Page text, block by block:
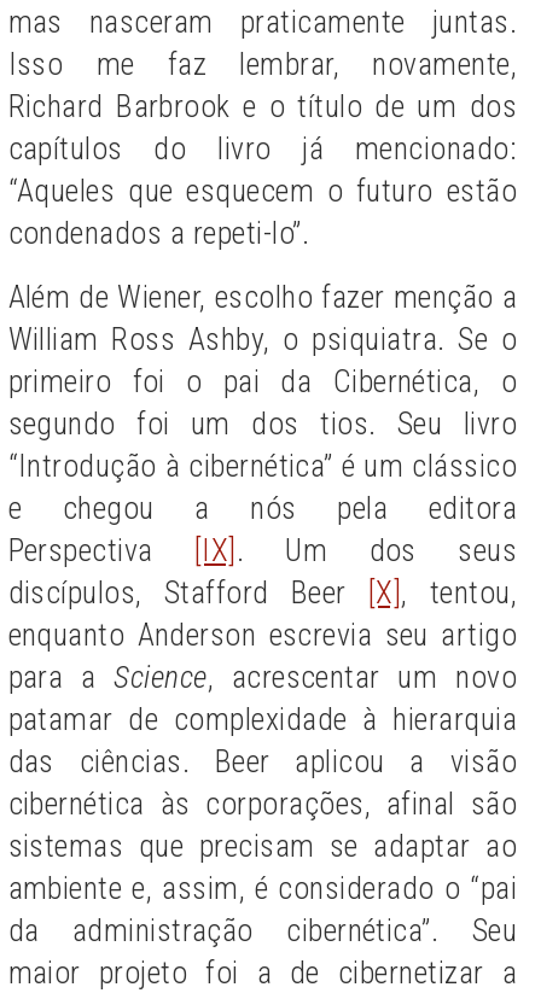
mas nasceram praticamente juntas.
Isso me faz lembrar, novamente,
Richard Barbrook e o título de um dos
capítulos do livro já mencionado:
“Aqueles que esquecem o futuro estão
condenados a repeti-lo”.
Além de Wiener, escolho fazer menção a
William Ross Ashby, o psiquiatra. Se o
primeiro foi o pai da Cibernética, o
segundo foi um dos tios. Seu livro
“Introdução à cibernética” é um clássico
e chegou a nós pela editora
Perspectiva
[IX] . Um dos seus
discípulos, Stafford Beer
[X], tentou,
enquanto Anderson escrevia seu artigo
para aScience, acrescentar um novo
patamar de complexidade à hierarquia
das ciências. Beer aplicou a visão
cibernética às corporações, afinal são
sistemas que precisam se adaptar ao
ambiente e, assim, é considerado o “pai
da administração cibernética”. Seu
maior projeto foi a de cibernetizar a